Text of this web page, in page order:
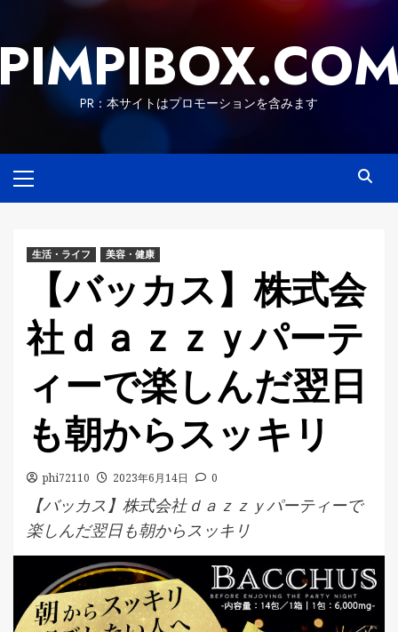
content
PR：本サイトはプロモーションを含みます
Menu
生活・ライフ 美容・健康
【バッカス】株式会
社ｄａｚｚｙパーテ
ィーで楽しんだ翌日
も朝からスッキリ
phi72110 2023年6月14日 0
【バッカス】株式会社ｄａｚｚｙパーティーで
楽しんだ翌日も朝からスッキリ